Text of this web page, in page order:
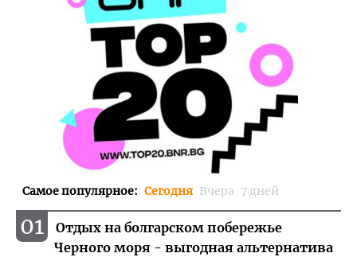
Самое популярное: Сегодня Вчера 7 дней
01
Отдых на болгарском побережье
Чeрного моря - выгодная альтернатива